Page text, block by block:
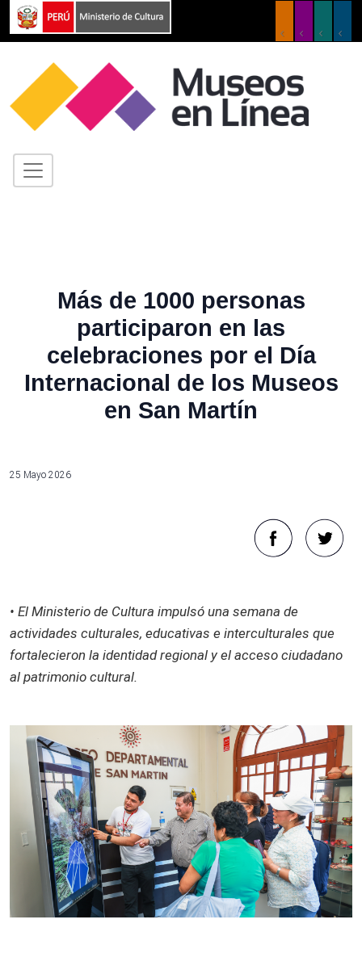
Más de 1000 personas
participaron en las
celebraciones por el Día
Internacional de los Museos
en San Martín
25 Mayo 2026
• El Ministerio de Cultura impulsó una semana de
actividades culturales, educativas e interculturales que
fortalecieron la identidad regional y el acceso ciudadano
al patrimonio cultural.